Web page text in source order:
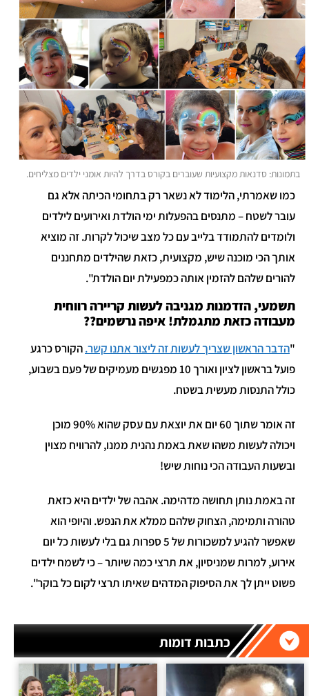
בתמונות: סדנאות מקצועיות שעוברים בקורס בדרך להיות אומני ילדים מצליחים.
כמו שאמרתי, הלימוד לא נשאר רק בתחומי הכיתה אלא גם
עובר לשטח – מתנסים בהפעלות ימי הולדת ואירועים לילדים
ולומדים להתמודד בלייב עם כל מצב שיכול לקרות. זה מוציא
אותך הכי מוכנה שיש, מקצועית, כזאת שהילדים מתחננים
להורים שלהם להזמין אותה כמפעילת יום הולדת".
תשמעי, הזדמנות מגניבה לעשות קריירה רווחית
מעבודה כזאת מתגמלת! איפה נרשמים??
"הדבר הראשון שצריך לעשות זה ליצור אתנו קשר.הקורס כרגע
פועל בראשון לציון ואורך 10 מפגשים מעמיקים של פעם בשבוע,
כולל התנסות מעשית בשטח.
זה אומר שתוך 60 יום את יוצאת עם עסק שהוא 90% מוכן
ויכולה לעשות משהו שאת באמת נהנית ממנו, להרוויח מצוין
ובשעות העבודה הכי נוחות שיש!
זה באמת נותן תחושה מדהימה. אהבה של ילדים היא כזאת
טהורה ותמימה, הצחוק שלהם ממלא את הנפש. והיופי הוא
שאפשר להגיע למשכורות של 5 ספרות גם בלי לעשות כל יום
אירוע, למרות שמניסיון, את תרצי כמה שיותר – כי לשמח ילדים
פשוט ייתן לך את הסיפוק המדהים שאיתו תרצי לקום כל בוקר".
כתבות דומות